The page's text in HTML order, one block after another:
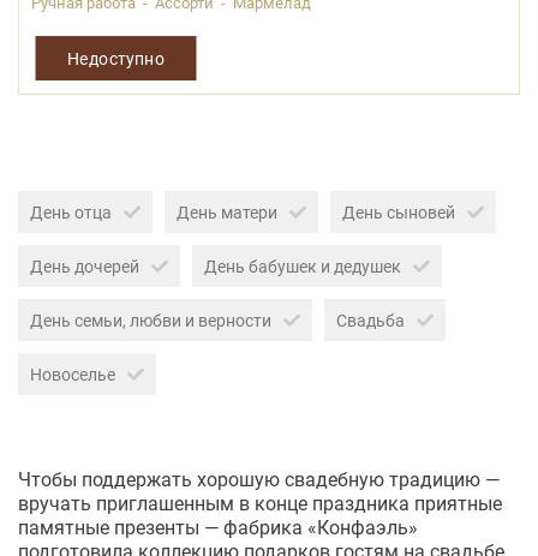
Недоступно
День отца День матери День сыновей
День дочерей День бабушек и дедушек
День семьи, любви и верности Свадьба
Новоселье
Чтобы поддержать хорошую свадебную традицию —
вручать приглашенным в конце праздника приятные
памятные презенты — фабрика «Конфаэль»
подготовила коллекцию подарков гостям на свадьбе.